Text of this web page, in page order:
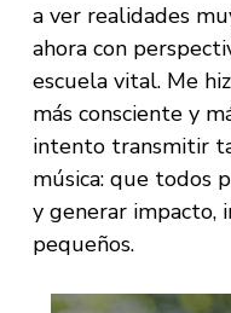
a ver realidades
ahora con
escuela vital. Me
más consciente y
intento transmitir
música: que todos
y generar impacto,
pequeños.